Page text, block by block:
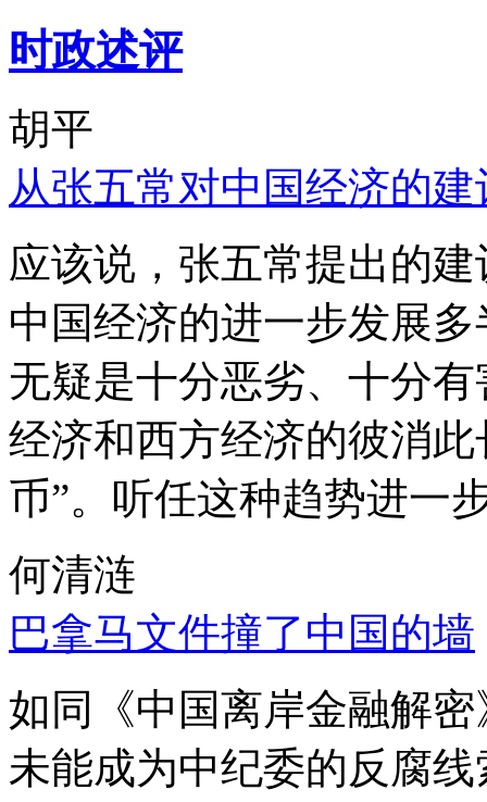
时政述评
胡平
从张五常对中国经济的
应该说，张五常提出的
中国经济的进一步发展
无疑是十分恶劣、十分
经济和西方经济的彼消
币”。听任这种趋势进一
何清涟
巴拿马文件撞了中国的墙
如同《中国离岸金融解
未能成为中纪委的反腐